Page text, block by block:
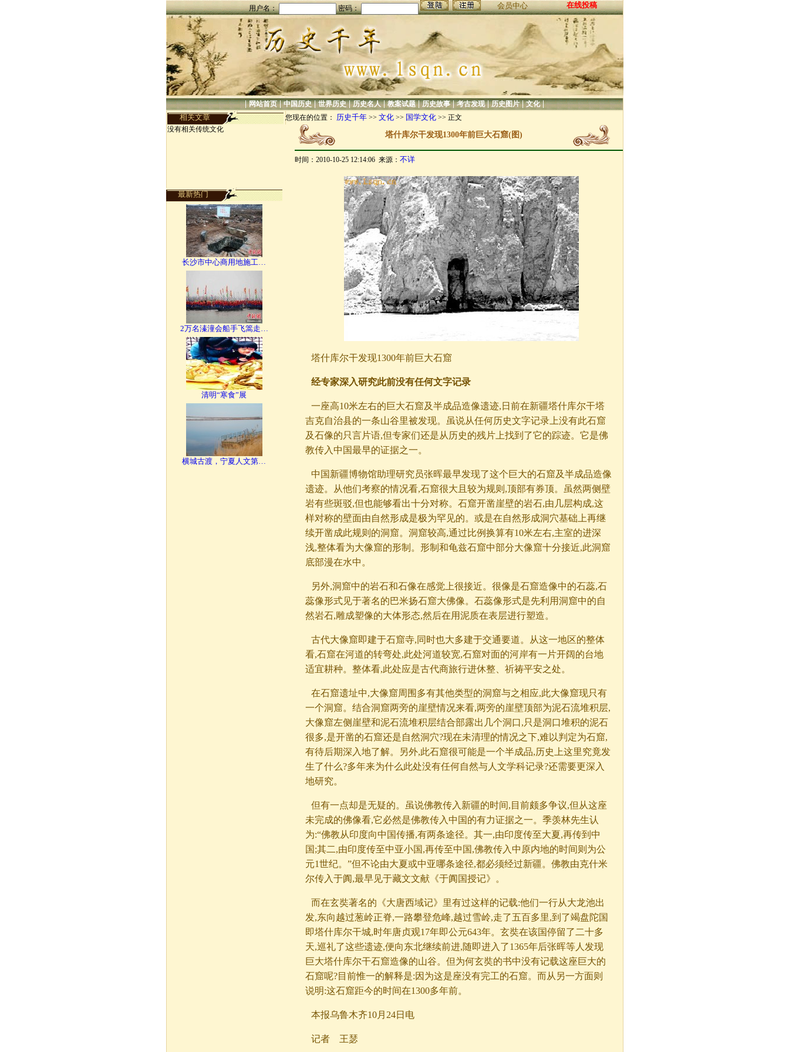
用户名： 密码： 会员中心 在线投稿
|网站首页|中国历史|世界历史|历史名人|教案试题|历史故事|考古发现|历史图片|文化|
相关文章
您现在的位置： 历史千年>> 文化>> 国学文化>> 正文
没有相关传统文化
最新热门
长沙市中心商用地施工…
2万名溱潼会船手飞篙走…
清明“寒食”展
横城古渡，宁夏人文第…
塔什库尔干发现1300年前巨大石窟(图)
时间：2010-10-25 12:14:06 来源： 不详
塔什库尔干发现1300年前巨大石窟
经专家深入研究此前没有任何文字记录
一座高10米左右的巨大石窟及半成品造像遗迹,日前在新疆塔什库尔干塔
吉克自治县的一条山谷里被发现。虽说从任何历史文字记录上没有此石窟
及石像的只言片语,但专家们还是从历史的残片上找到了它的踪迹。它是佛
教传入中国最早的证据之一。
中国新疆博物馆助理研究员张晖最早发现了这个巨大的石窟及半成品造像
遗迹。从他们考察的情况看,石窟很大且较为规则,顶部有券顶。虽然两侧壁
岩有些斑驳,但也能够看出十分对称。石窟开凿崖壁的岩石,由几层构成,这
样对称的壁面由自然形成是极为罕见的。或是在自然形成洞穴基础上再继
续开凿成此规则的洞窟。洞窟较高,通过比例换算有10米左右,主室的进深
浅,整体看为大像窟的形制。形制和龟兹石窟中部分大像窟十分接近,此洞窟
底部漫在水中。
另外,洞窟中的岩石和石像在感觉上很接近。很像是石窟造像中的石蕊,石
蕊像形式见于著名的巴米扬石窟大佛像。石蕊像形式是先利用洞窟中的自
然岩石,雕成塑像的大体形态,然后在用泥质在表层进行塑造。
古代大像窟即建于石窟寺,同时也大多建于交通要道。从这一地区的整体
看,石窟在河道的转弯处,此处河道较宽,石窟对面的河岸有一片开阔的台地
适宜耕种。整体看,此处应是古代商旅行进休整、祈祷平安之处。
在石窟遗址中,大像窟周围多有其他类型的洞窟与之相应,此大像窟现只有
一个洞窟。结合洞窟两旁的崖壁情况来看,两旁的崖壁顶部为泥石流堆积层,
大像窟左侧崖壁和泥石流堆积层结合部露出几个洞口,只是洞口堆积的泥石
很多,是开凿的石窟还是自然洞穴?现在未清理的情况之下,难以判定为石窟,
有待后期深入地了解。另外,此石窟很可能是一个半成品,历史上这里究竟发
生了什么?多年来为什么此处没有任何自然与人文学科记录?还需要更深入
地研究。
但有一点却是无疑的。虽说佛教传入新疆的时间,目前颇多争议,但从这座
未完成的佛像看,它必然是佛教传入中国的有力证据之一。季羡林先生认
为:“佛教从印度向中国传播,有两条途径。其一,由印度传至大夏,再传到中
国;其二,由印度传至中亚小国,再传至中国,佛教传入中原内地的时间则为公
元1世纪。”但不论由大夏或中亚哪条途径,都必须经过新疆。佛教由克什米
尔传入于阗,最早见于藏文文献《于阗国授记》。
而在玄奘著名的《大唐西域记》里有过这样的记载:他们一行从大龙池出
发,东向越过葱岭正脊,一路攀登危峰,越过雪岭,走了五百多里,到了竭盘陀国
即塔什库尔干城,时年唐贞观17年即公元643年。玄奘在该国停留了二十多
天,巡礼了这些遗迹,便向东北继续前进,随即进入了1365年后张晖等人发现
巨大塔什库尔干石窟造像的山谷。但为何玄奘的书中没有记载这座巨大的
石窟呢?目前惟一的解释是:因为这是座没有完工的石窟。而从另一方面则
说明:这石窟距今的时间在1300多年前。
本报乌鲁木齐10月24日电
记者 王瑟